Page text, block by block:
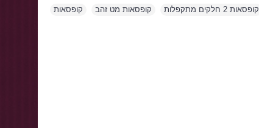
קופסאות 2 חלקים מתקפלות קופסאות מט זהב קופסאות